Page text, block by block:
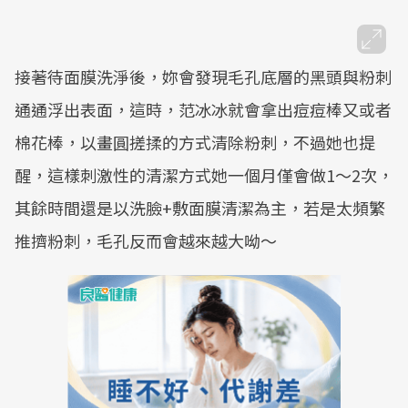
接著待面膜洗淨後，妳會發現毛孔底層的黑頭與粉刺
通通浮出表面，這時，范冰冰就會拿出痘痘棒又或者
棉花棒，以畫圓搓揉的方式清除粉刺，不過她也提
醒，這樣刺激性的清潔方式她一個月僅會做1～2次，
其餘時間還是以洗臉+敷面膜清潔為主，若是太頻繁
推擠粉刺，毛孔反而會越來越大呦～